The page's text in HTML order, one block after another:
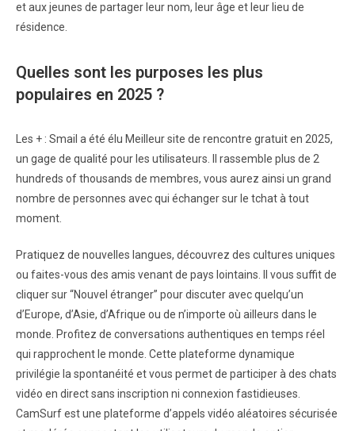
et aux jeunes de partager leur nom, leur âge et leur lieu de
résidence.
Quelles sont les purposes les plus
populaires en 2025 ?
Les + : Smail a été élu Meilleur site de rencontre gratuit en 2025,
un gage de qualité pour les utilisateurs. Il rassemble plus de 2
hundreds of thousands de membres, vous aurez ainsi un grand
nombre de personnes avec qui échanger sur le tchat à tout
moment.
Pratiquez de nouvelles langues, découvrez des cultures uniques
ou faites-vous des amis venant de pays lointains. Il vous suffit de
cliquer sur “Nouvel étranger” pour discuter avec quelqu’un
d’Europe, d’Asie, d’Afrique ou de n’importe où ailleurs dans le
monde. Profitez de conversations authentiques en temps réel
qui rapprochent le monde. Cette plateforme dynamique
privilégie la spontanéité et vous permet de participer à des chats
vidéo en direct sans inscription ni connexion fastidieuses.
CamSurf est une plateforme d’appels vidéo aléatoires sécurisée